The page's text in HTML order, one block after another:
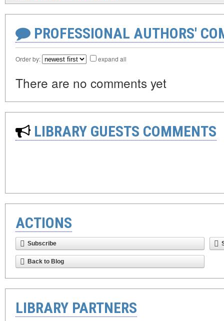
PROFESSIONAL AUTHORS'
Order by: expand all
There are no comments yet
LIBRARY GUESTS COMMENTS
ACTIONS
Subscribe
Back to Blog
LIBRARY PARTNERS